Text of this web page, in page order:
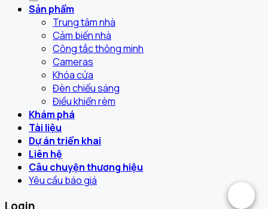
Sản phẩm
Trung tâm nhà
Cảm biến nhà
Công tắc thông minh
Cameras
Khóa cửa
Đèn chiếu sáng
Điều khiển rèm
Khám phá
Tài liệu
Dự án triển khai
Liên hệ
Câu chuyện thương hiệu
Yêu cầu báo giá
Login